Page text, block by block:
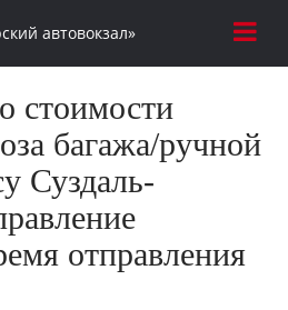
автовокзал»
стоимости
багажа/ручной
Суздаль-
отправления